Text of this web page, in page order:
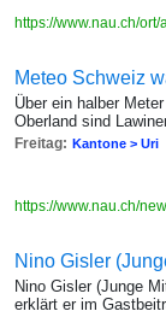
https://www.nau.ch/
Meteo Schweiz
Über ein halber
Oberland sind
Freitag: Kantone > Uri
https://www.nau.ch/
Nino Gisler
Nino Gisler (Junge
erklärt er im